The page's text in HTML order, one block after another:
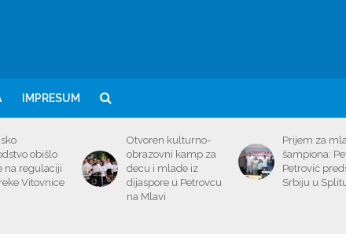
IMPRESUM
obišlo
na regulaciji
Vitovnice
Otvoren kulturno-
obrazovni kamp za
decu i mlade iz
dijaspore u Petrovcu
na Mlavi
Prijem za
šampiona:
Petrović
Srbiju u